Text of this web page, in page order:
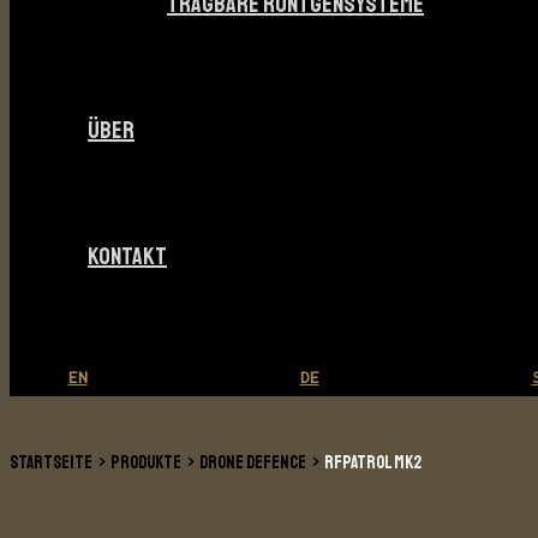
ÜBER
KONTAKT
EN DE
STARTSEITE PRODUKTE DRONE DEFENCE RFPATROL MK2